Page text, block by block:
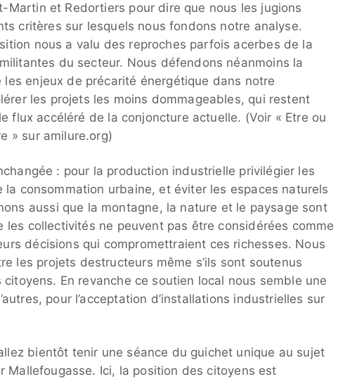
Martin et Redortiers pour dire que nous les jugions
critères sur lesquels nous fondons notre analyse.
nous a valu des reproches parfois acerbes de la
du secteur. Nous défendons néanmoins la
enjeux de précarité énergétique dans notre
les projets les moins dommageables, qui restent
flux accéléré de la conjoncture actuelle. (Voir « Etre ou
» sur amilure.org)
: pour la production industrielle privilégier les
consommation urbaine, et éviter les espaces naturels
aussi que la montagne, la nature et le paysage sont
collectivités ne peuvent pas être considérées comme
décisions qui compromettraient ces richesses. Nous
les projets destructeurs même s’ils sont soutenus
En revanche ce soutien local nous semble une
pour l’acceptation d’installations industrielles sur
bientôt tenir une séance du guichet unique au sujet
Mallefougasse. Ici, la position des citoyens est